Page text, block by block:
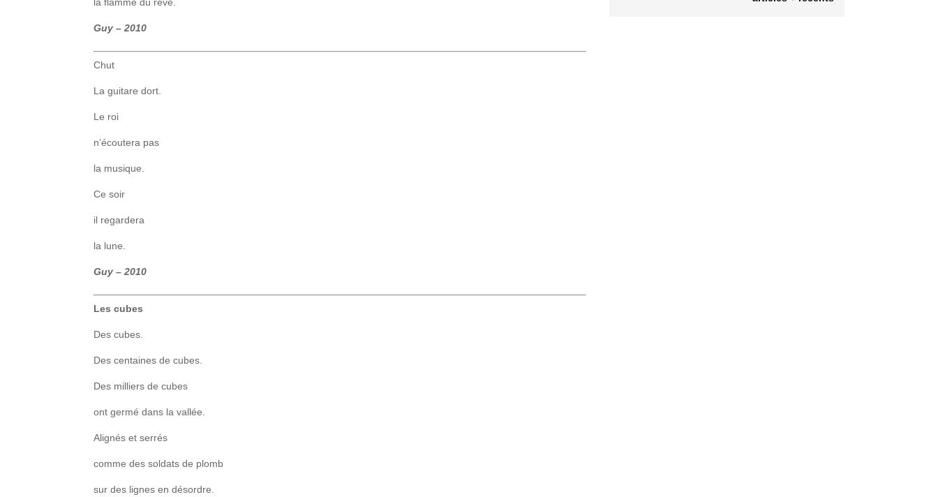
Guy – 2010
Chut
La guitare dort.
Le roi
n’écoutera pas
la musique.
Ce soir
il regardera
la lune.
Guy– 2010
Les cubes
Des cubes.
Des centaines de cubes.
Des milliers de cubes
ont germé dans la vallée.
Alignés et serrés
comme des soldats de plomb
sur des lignes en désordre.